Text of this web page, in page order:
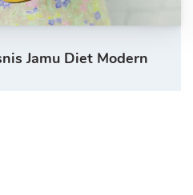
Jamu Diet Modern